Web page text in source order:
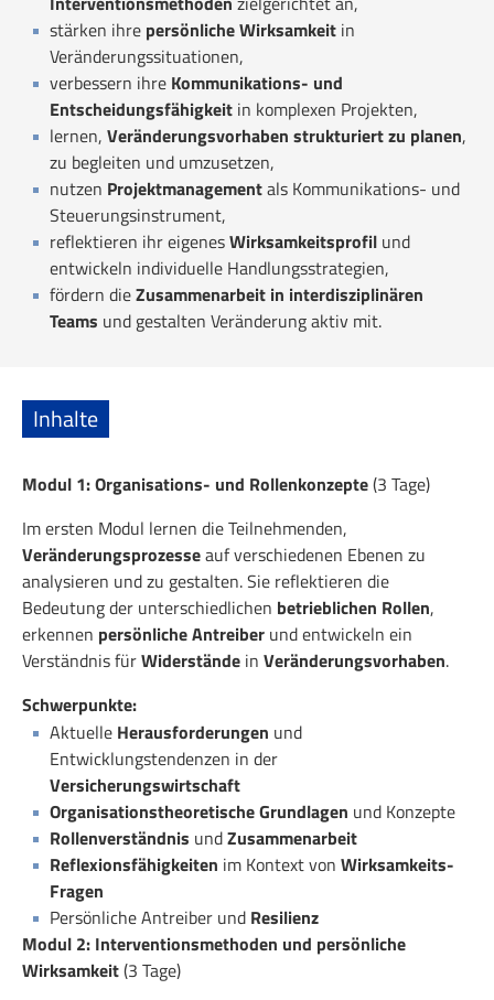
stärken ihre persönliche Wirksamkeit in
Veränderungssituationen,
verbessern ihre Kommunikations- und
Entscheidungsfähigkeit in komplexen Projekten,
lernen, Veränderungsvorhaben strukturiert zu planen,
zu begleiten und umzusetzen,
nutzen Projektmanagementals Kommunikations- und
Steuerungsinstrument,
reflektieren ihr eigenesWirksamkeitsprofil und
entwickeln individuelle Handlungsstrategien,
fördern dieZusammenarbeit in interdisziplinären
Teams und gestalten Veränderung aktiv mit.
Inhalte
Modul 1: Organisations- und Rollenkonzepte(3 Tage)
Im ersten Modul lernen die Teilnehmenden,
Veränderungsprozesseauf verschiedenen Ebenen zu
analysieren und zu gestalten. Sie reflektieren die
Bedeutung der unterschiedlichen betrieblichen Rollen,
erkennen persönliche Antreiber und entwickeln ein
Verständnis fürWiderstände in Veränderungsvorhaben.
Schwerpunkte:
Aktuelle Herausforderungen und
Entwicklungstendenzen in der
Versicherungswirtschaft
Organisationstheoretische Grundlagen und Konzepte
Rollenverständnis undZusammenarbeit
Reflexionsfähigkeiten im Kontext von Wirksamkeits-
Fragen
Persönliche Antreiber und Resilienz
Modul 2: Interventionsmethoden und persönliche
Wirksamkeit(3 Tage)